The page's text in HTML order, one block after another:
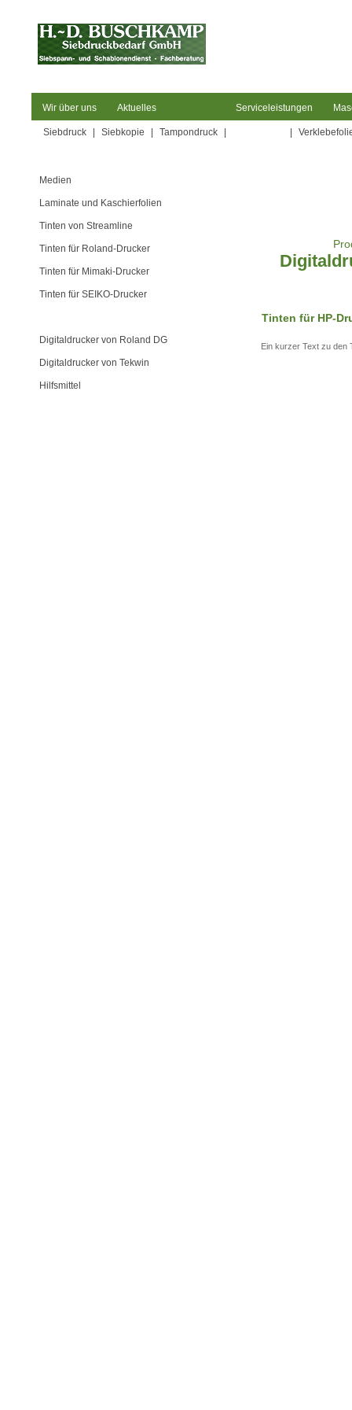
Wir über uns Aktuelles Serviceleistungen
Siebdruck Siebkopie Tampondruck
Medien
Laminate und Kaschierfolien
Tinten von Streamline
Tinten für Roland-Drucker
Tinten für Mimaki-Drucker
Tinten für SEIKO-Drucker
Digitaldrucker von Roland DG
Digitaldrucker von Tekwin
Hilfsmittel
Tinten für HP-
Ein kurzer Text zu den